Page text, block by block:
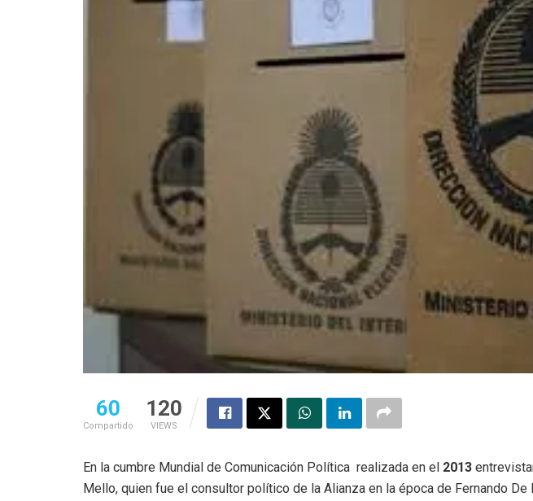
60
Compartido
120
VIEWS
En la cumbre Mundial de Comunicación Política realizada en el 2013
Mello, quien fue el consultor político de la Alianza en la época de Fernando De